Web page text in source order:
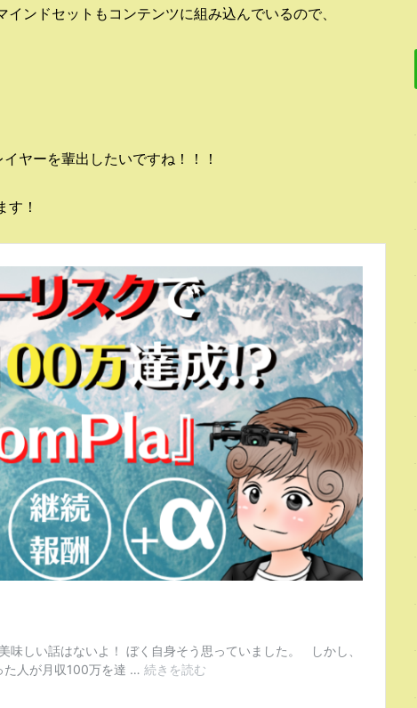
ンドセットもコンテンツに組み込んでいるので、
ヤーを輩出したいですね！！！
す！